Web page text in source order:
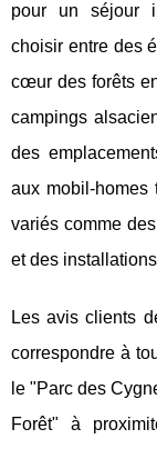
pour un séjour
choisir entre des
cœur des forêts
campings
des
aux mobil-homes
variés comme
et des
Les avis clients
correspondre à
le "Parc des
Forêt" à